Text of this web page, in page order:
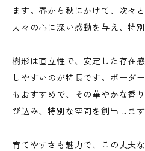
ます。春から秋にかけて、次々
人々の心に深い感動を与え、特
樹形は直立性で、安定した存在
しやすいのが特長です。ボーダ
もおすすめで、その華やかな香
び込み、特別な空間を創出します
育てやすさも魅力で、この丈夫